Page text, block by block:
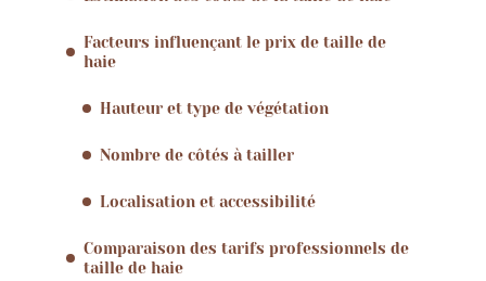
Facteurs influençant le prix de taille de
haie
Hauteur et type de végétation
Nombre de côtés à tailler
Localisation et accessibilité
Comparaison des tarifs professionnels de
taille de haie